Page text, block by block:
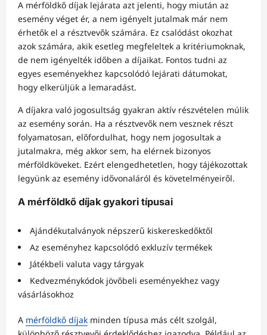
A mérföldkő díjak lejárata azt jelenti, hogy miután az
esemény véget ér, a nem igényelt jutalmak már nem
érhetők el a résztvevők számára. Ez csalódást okozhat
azok számára, akik esetleg megfeleltek a kritériumoknak,
de nem igényelték időben a díjaikat. Fontos tudni az
egyes eseményekhez kapcsolódó lejárati dátumokat,
hogy elkerüljük a lemaradást.
A díjakra való jogosultság gyakran aktív részvételen múlik
az esemény során. Ha a résztvevők nem vesznek részt
folyamatosan, előfordulhat, hogy nem jogosultak a
jutalmakra, még akkor sem, ha elérnek bizonyos
mérföldköveket. Ezért elengedhetetlen, hogy tájékozottak
legyünk az esemény idővonaláról és követelményeiről.
A mérföldkő díjak gyakori típusai
Ajándékutalványok népszerű kiskereskedőktől
Az eseményhez kapcsolódó exkluzív termékek
Játékbeli valuta vagy tárgyak
Kedvezménykódok jövőbeli eseményekhez vagy
vásárlásokhoz
A mérföldkő díjak minden típusa más célt szolgál,